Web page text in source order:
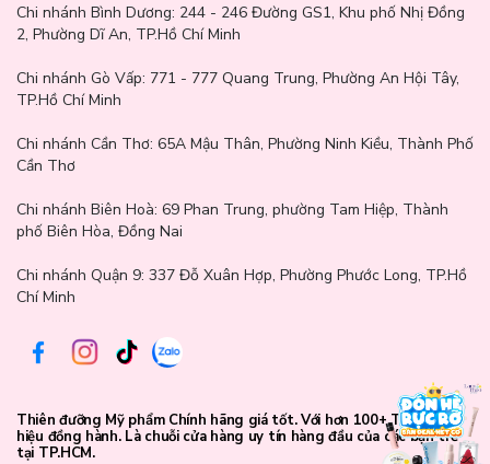
làm sáng da, hiệu chỉnh làn da mệt mỏi trở nên có sức sống hơn.
Chi nhánh Bình Dương: 244 - 246 Đường GS1, Khu phố Nhị Đồng
2, Phường Dĩ An, TP.Hồ Chí Minh
Chi nhánh Gò Vấp: 771 - 777 Quang Trung, Phường An Hội Tây,
TP.Hồ Chí Minh
Chi nhánh Cần Thơ: 65A Mậu Thân, Phường Ninh Kiều, Thành Phố
Cần Thơ
Chi nhánh Biên Hoà: 69 Phan Trung, phường Tam Hiệp, Thành
phố Biên Hòa, Đồng Nai
Chi nhánh Quận 9: 337 Đỗ Xuân Hợp, Phường Phước Long, TP.Hồ
Chí Minh
Thiên đưỡng Mỹ phẩm Chính hãng giá tốt. Với hơn 100+ Thương
hiệu đồng hành. Là chuỗi cửa hàng uy tín hàng đầu của các bạn trẻ
tại TP.HCM.